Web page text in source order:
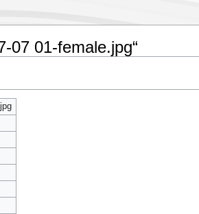
07 01-female.jpg“